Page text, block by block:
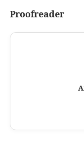
Proofreader